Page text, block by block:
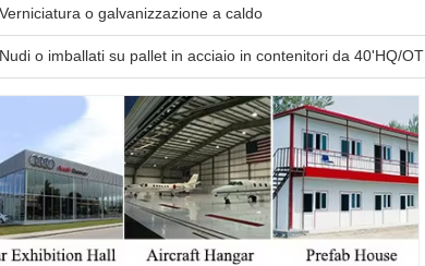
Verniciatura o galvanizzazione a caldo
Nudi o imballati su pallet in acciaio in contenitori da 40'HQ/OT